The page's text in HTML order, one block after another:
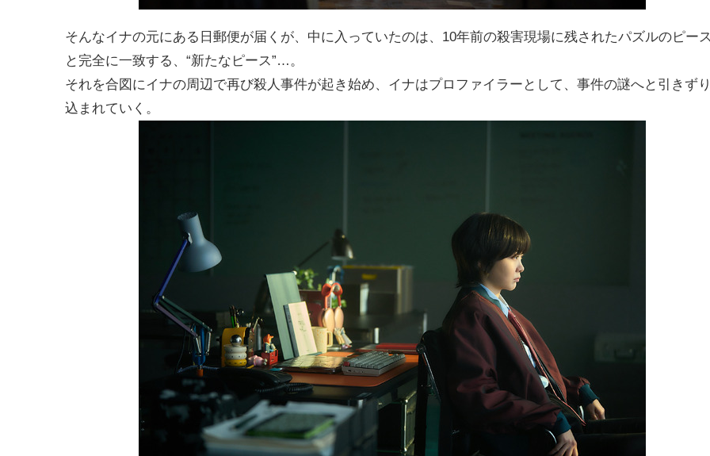
そんなイナの元にある日郵便が届くが、中に入っていたのは、10年前の殺害現場に残されたパズルのピー
と完全に一致する、“新たなピース”…。
それを合図にイナの周辺で再び殺人事件が起き始め、イナはプロファイラーとして、事件の謎へと引きず
込まれていく。